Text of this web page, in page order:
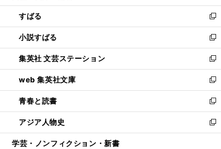
開
く
ウ
で
開
く
ン
ド
ウ
で
開
く
すばる
新
し
い
ウ
ィ
ン
ド
ウ
で
開
く
小説すばる
新
し
い
ウ
ィ
ン
ド
ウ
で
開
集英社 文芸ステーション
新
し
い
ウ
ィ
ン
ド
ウ
web 集英社文庫
新
し
い
ウ
ィ
ン
青春と読書
新
し
い
ウ
アジア人物史
新
し
学芸・ノンフィクション・新書